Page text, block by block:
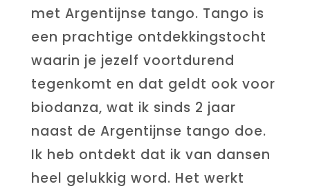
met Argentijnse tango. Tango is
een prachtige ontdekkingstocht
waarin je jezelf voortdurend
tegenkomt en dat geldt ook voor
biodanza, wat ik sinds 2 jaar
naast de Argentijnse tango doe.
Ik heb ontdekt dat ik van dansen
heel gelukkig word. Het werkt